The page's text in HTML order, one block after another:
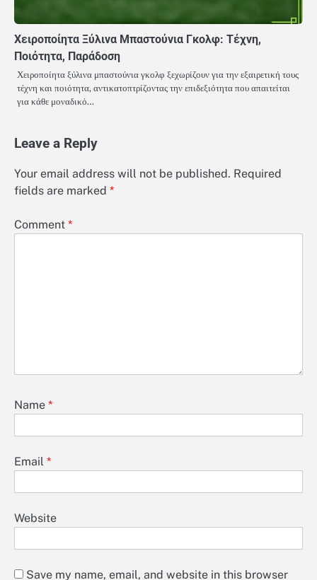
Χειροποίητα Ξύλινα Μπαστούνια Γκολφ: Τέχνη,
Ποιότητα, Παράδοση
Χειροποίητα ξύλινα μπαστούνια γκολφ ξεχωρίζουν για την εξαιρετική τους
τέχνη και ποιότητα, αντικατοπτρίζοντας την επιδεξιότητα που απαιτείται
για κάθε μοναδικό…
Leave a Reply
Your email address will not be published. Required
fields are marked *
Comment *
Name *
Email *
Website
Save my name, email, and website in this browser